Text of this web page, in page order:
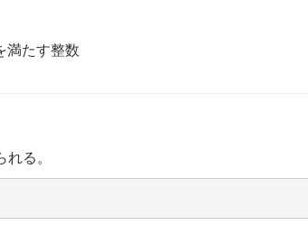
満たす整数
る。